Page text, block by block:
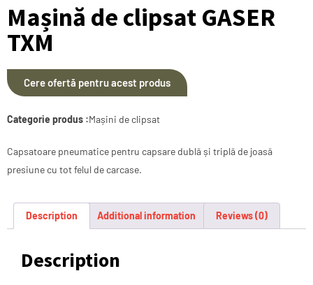
Mașină de clipsat GASER
TXM
Cere ofertă pentru acest produs
Categorie produs :Mașini de clipsat
Capsatoare pneumatice pentru capsare dublă și triplă de joasă
presiune cu tot felul de carcase.
Description Additional information Reviews (0)
Description